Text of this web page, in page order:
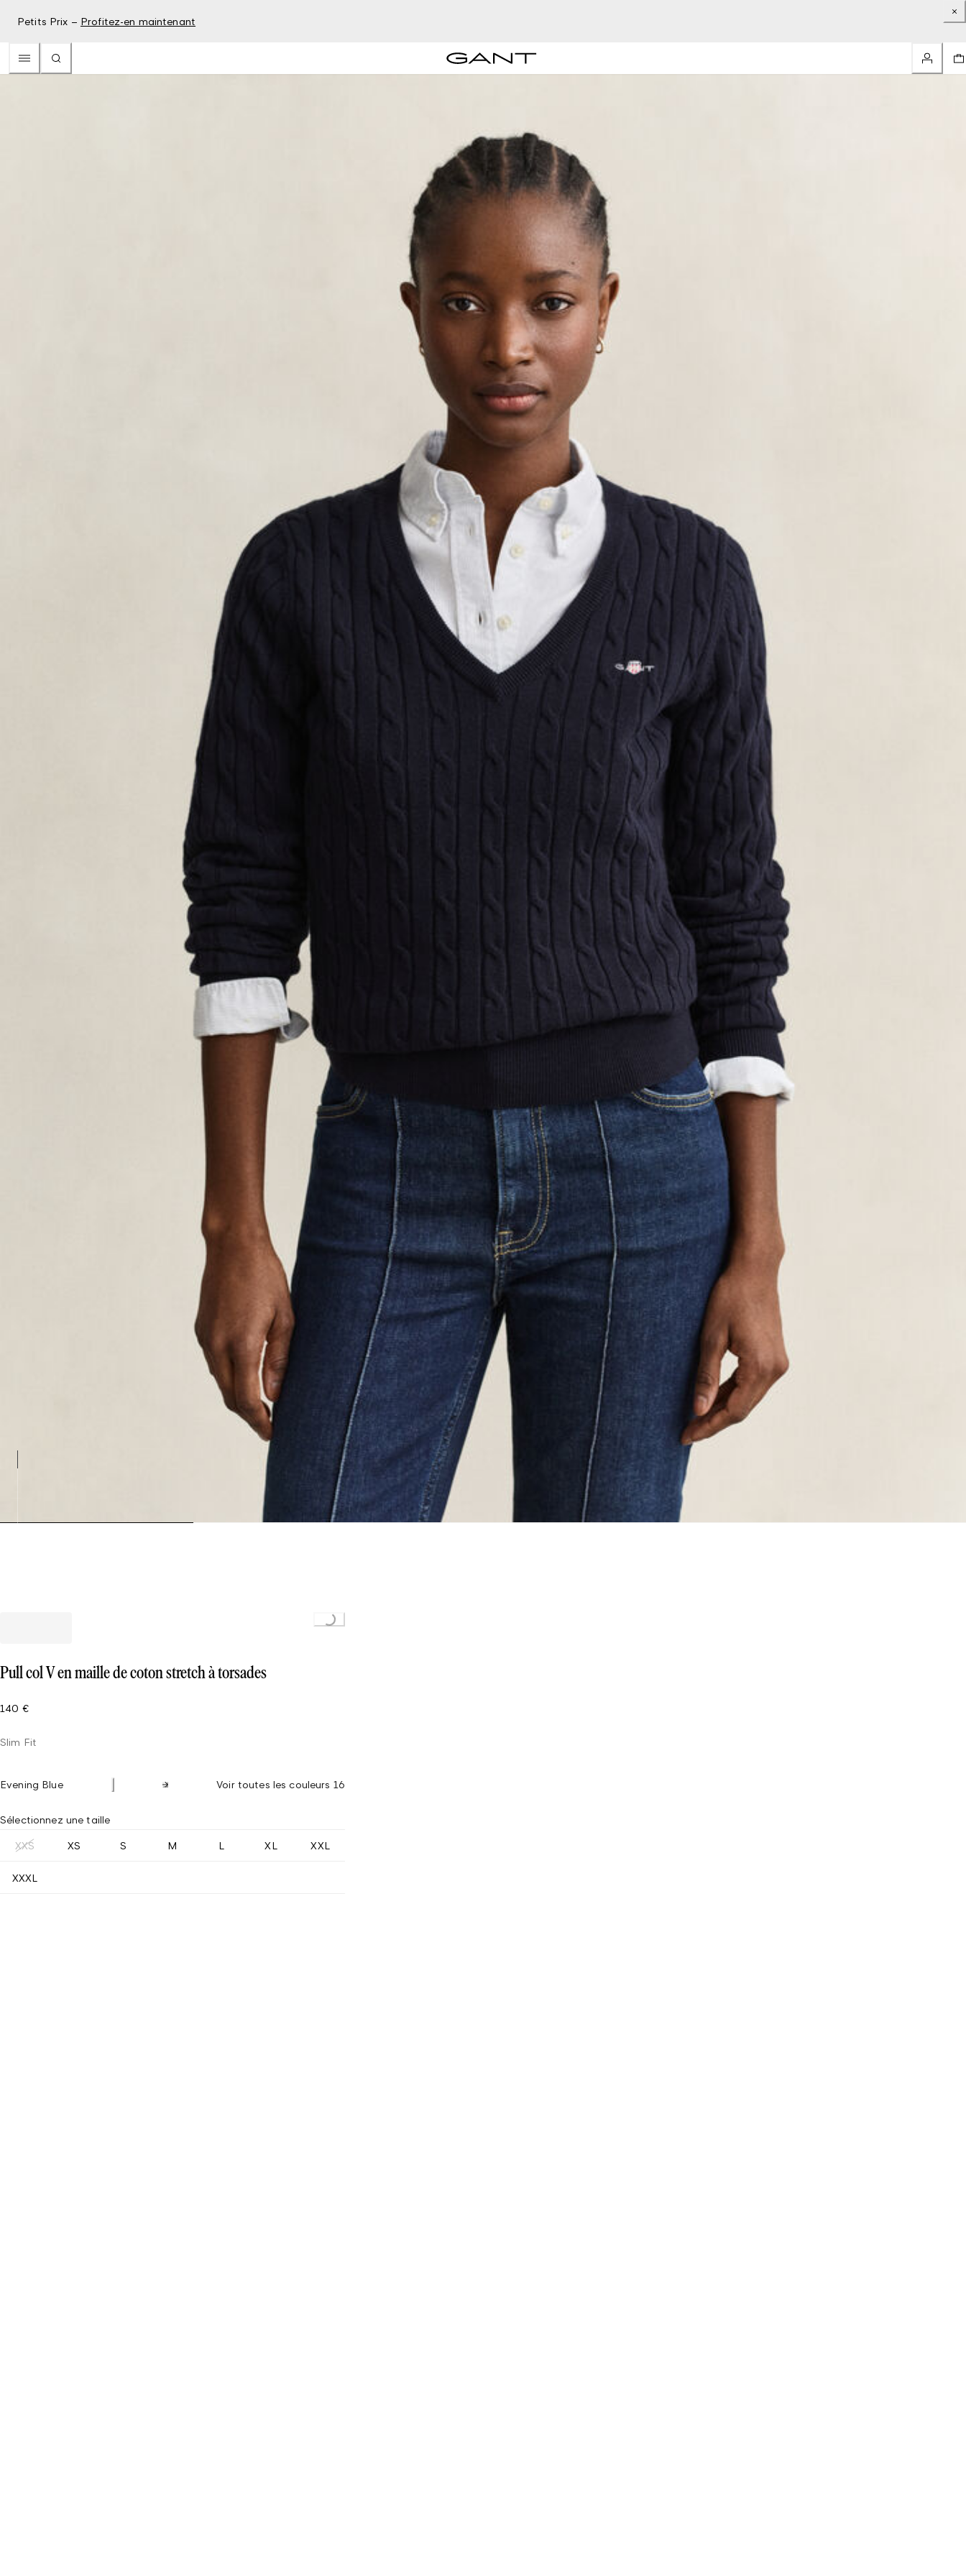
Petits Prix – Profitez-en maintenant
Loading...
Pull col V en maille de coton stretch à torsades
140 €
Slim Fit
Evening Blue Voir toutes les couleurs 16
Sélectionnez une taille
XXS XS S M L XL XXL
XXXL